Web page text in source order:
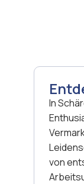
In
von